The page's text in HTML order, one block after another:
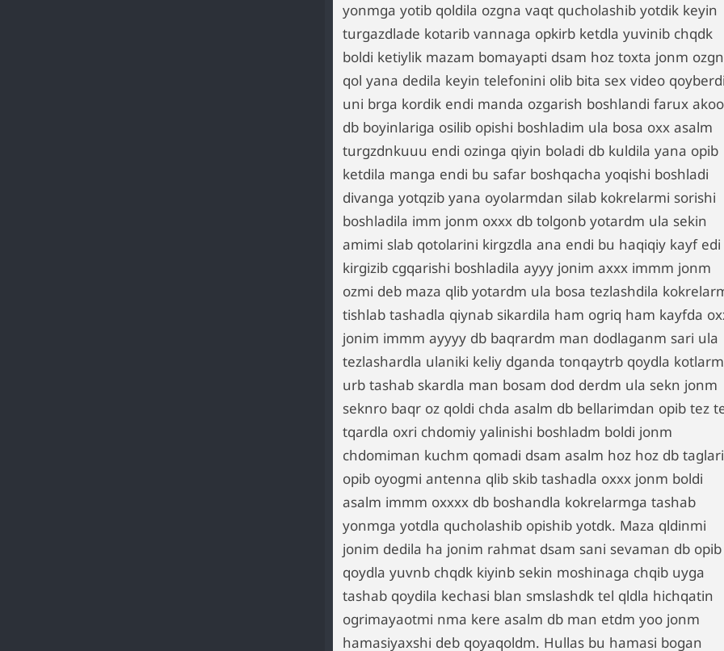
yonmga yotib qoldila ozgna vaqt qucholashib yotdik keyin
turgazdlade kotarib vannaga opkirb ketdla yuvinib chqdk
boldi ketiylik mazam bomayapti dsam hoz toxta jonm
qol yana dedila keyin telefonini olib bita sex video
uni brga kordik endi manda ozgarish boshlandi farux akoo
db boyinlariga osilib opishi boshladim ula bosa oxx asalm
turgzdnkuuu endi ozinga qiyin boladi db kuldila yana opib
ketdila manga endi bu safar boshqacha yoqishi boshladi
divanga yotqzib yana oyolarmdan silab kokrelarmi sorishi
boshladila imm jonm oxxx db tolgonb yotardm ula sekin
amimi slab qotolarini kirgzdla ana endi bu haqiqiy kayf edi
kirgizib cgqarishi boshladila ayyy jonim axxx immm jonm
ozmi deb maza qlib yotardm ula bosa tezlashdila
tishlab tashadla qiynab sikardila ham ogriq ham kayfda
jonim immm ayyyy db baqrardm man dodlaganm sari ula
tezlashardla ulaniki keliy dganda tonqaytrb qoydla
urb tashab skardla man bosam dod derdm ula sekn jonm
seknro baqr oz qoldi chda asalm db bellarimdan opib tez
tqardla oxri chdomiy yalinishi boshladm boldi jonm
chdomiman kuchm qomadi dsam asalm hoz hoz db
opib oyogmi antenna qlib skib tashadla oxxx jonm boldi
asalm immm oxxxx db boshandla kokrelarmga tashab
yonmga yotdla qucholashib opishib yotdk. Maza qldinmi
jonim dedila ha jonim rahmat dsam sani sevaman db opib
qoydla yuvnb chqdk kiyinb sekin moshinaga chqib uyga
tashab qoydila kechasi blan smslashdk tel qldla hichqatin
ogrimayaotmi nma kere asalm db man etdm yoo jonm
hamasiyaxshi deb qoyaqoldm. Hullas bu hamasi bogan